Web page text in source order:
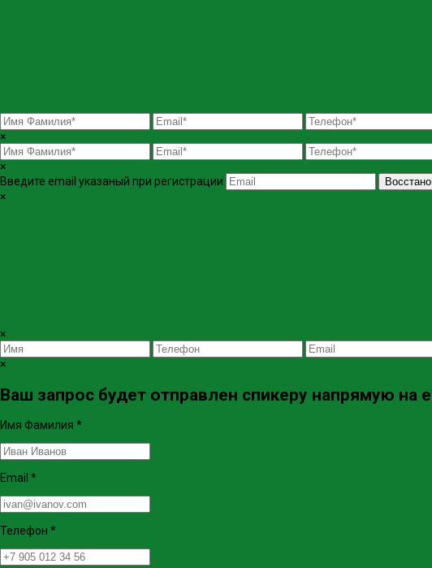
×
×
Введите email указаный при регистрации
×
×
×
Ваш запрос будет отправлен спикеру напрямую на
Имя Фамилия *
Email *
Телефон *